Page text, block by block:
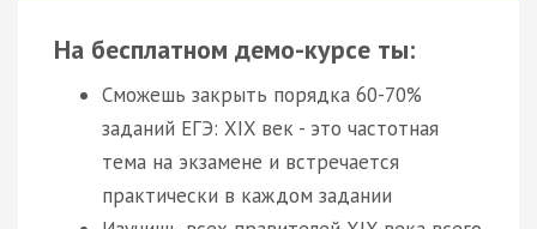
На бесплатном демо-курсе ты:
Сможешь закрыть порядка 60-70%
заданий ЕГЭ: XIX век - это частотная
тема на экзамене и встречается
практически в каждом задании